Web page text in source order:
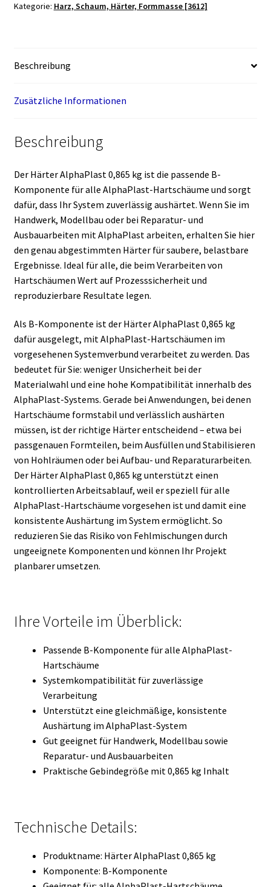
Kategorie: Harz, Schaum, Härter, Formmasse [3612]
Beschreibung
Zusätzliche Informationen
Beschreibung
Der Härter AlphaPlast 0,865 kg ist die passende B-
Komponente für alle AlphaPlast-Hartschäume und sorgt
dafür, dass Ihr System zuverlässig aushärtet. Wenn Sie im
Handwerk, Modellbau oder bei Reparatur- und
Ausbauarbeiten mit AlphaPlast arbeiten, erhalten Sie hier
den genau abgestimmten Härter für saubere, belastbare
Ergebnisse. Ideal für alle, die beim Verarbeiten von
Hartschäumen Wert auf Prozesssicherheit und
reproduzierbare Resultate legen.
Als B-Komponente ist der Härter AlphaPlast 0,865 kg
dafür ausgelegt, mit AlphaPlast-Hartschäumen im
vorgesehenen Systemverbund verarbeitet zu werden. Das
bedeutet für Sie: weniger Unsicherheit bei der
Materialwahl und eine hohe Kompatibilität innerhalb des
AlphaPlast-Systems. Gerade bei Anwendungen, bei denen
Hartschäume formstabil und verlässlich aushärten
müssen, ist der richtige Härter entscheidend – etwa bei
passgenauen Formteilen, beim Ausfüllen und Stabilisieren
von Hohlräumen oder bei Aufbau- und Reparaturarbeiten.
Der Härter AlphaPlast 0,865 kg unterstützt einen
kontrollierten Arbeitsablauf, weil er speziell für alle
AlphaPlast-Hartschäume vorgesehen ist und damit eine
konsistente Aushärtung im System ermöglicht. So
reduzieren Sie das Risiko von Fehlmischungen durch
ungeeignete Komponenten und können Ihr Projekt
planbarer umsetzen.
Ihre Vorteile im Überblick:
Passende B-Komponente für alle AlphaPlast-
Hartschäume
Systemkompatibilität für zuverlässige
Verarbeitung
Unterstützt eine gleichmäßige, konsistente
Aushärtung im AlphaPlast-System
Gut geeignet für Handwerk, Modellbau sowie
Reparatur- und Ausbauarbeiten
Praktische Gebindegröße mit 0,865 kg Inhalt
Technische Details:
Produktname: Härter AlphaPlast 0,865 kg
Komponente: B-Komponente